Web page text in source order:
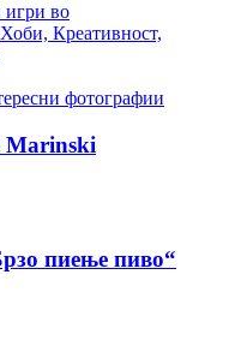
игри во
Хоби, Креативност,
фотографии
Marinski
пиење пиво“